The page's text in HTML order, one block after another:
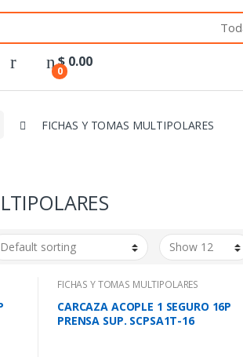
0
$ 0.00
FICHAS Y TOMAS MULTIPOLARES
FICHAS Y TOMAS MULTIPOLARES
CARCAZA ACOPLE 1 SEGURO 16P
PRENSA SUP. SCPSA1T-16